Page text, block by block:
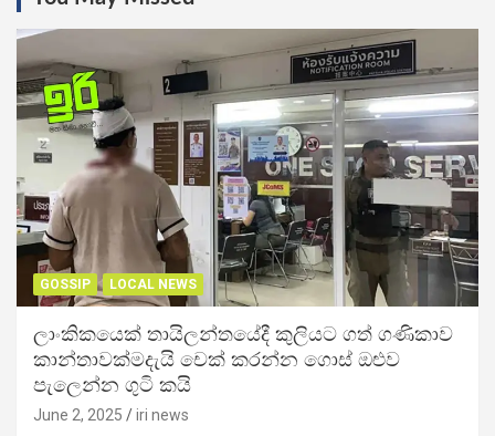
GOSSIP LOCAL NEWS
ලාංකිකයෙක් තායිලන්තයේදී කුලියට ගත් ගණිකාව
කාන්තාවක්මදැයි චෙක් කරන්න ගොස් ඔළුව
පැලෙන්න ගුටි කයි
June 2, 2025 iri news